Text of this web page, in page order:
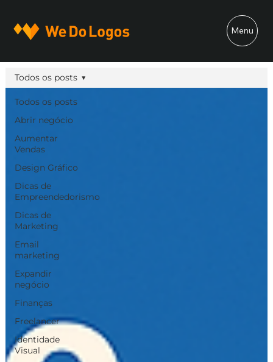
Menu
Todos os posts
Abrir negócio
Aumentar
Vendas
Design Gráfico
Dicas de
Empreendedorismo
Dicas de
Marketing
Email
marketing
Expandir
negócio
Finanças
Freelancer
Identidade
Visual
Todos os posts